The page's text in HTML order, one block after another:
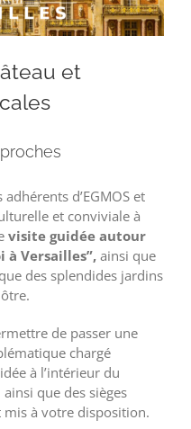
et
d’EGMOS et
et conviviale à
visite guidée autour
à Versailles”, ainsi que
des splendides jardins
de passer une
chargé
à l’intérieur du
que des sièges
à votre disposition.